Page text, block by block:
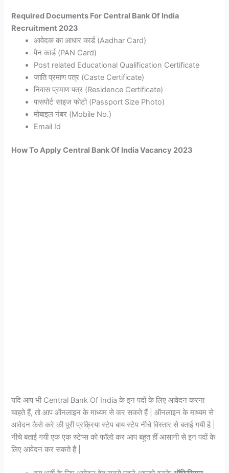
Required Documents For Central Bank Of India
Recruitment 2023
आवेदक का आधार कार्ड (Aadhar Card)
पैन कार्ड (PAN Card)
Post related Educational Qualification Certificate
जाति प्रमाण पत्र (Caste Certificate)
निवास प्रमाण पत्र (Residence Certificate)
पासपोर्ट साइज फोटो (Passport Size Photo)
मोबाइल नंबर (Mobile No.)
Email Id
How To Apply Central Bank Of India Vacancy 2023
यदि आप भी Central Bank Of India के इन पदों के लिए आवेदन करना
चाहते हैं, तो आप ऑनलाइन के माध्यम से कर सकते हैं | ऑनलाइन के माध्यम से
आवेदन कैसे करे की पूरी प्रक्रिया स्टेप बाय स्टेप नीचे विस्तार से बताई गयी है |
नीचे बताई गयी एक एक स्टेप्स को फॉलो कर आप बहुत हीं आसानी से इन पदों के
लिए आवेदन कर सकते हैं |